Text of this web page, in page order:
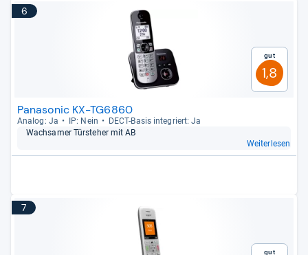
6
Gut
1,8
Panasonic KX-TG6860
Ana­log: Ja IP: Nein
DECT-​Basis inte­griert: Ja
Wach­sa­mer Tür­ste­her mit AB
Weiterlesen
7
Gut